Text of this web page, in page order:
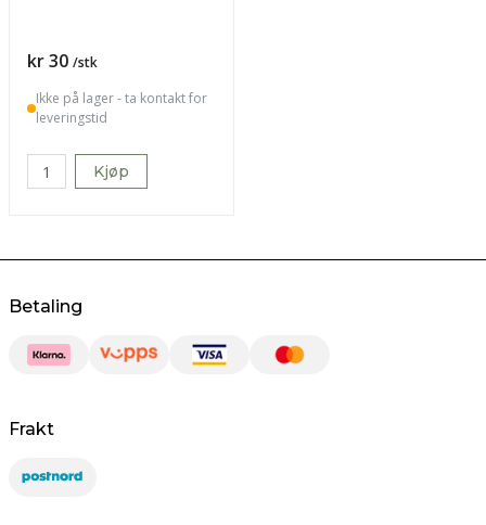
Pris
kr 30 /stk
Ikke på lager - ta kontakt for
leveringstid
Kjøp
Betaling
Frakt